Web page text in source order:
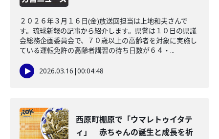
２０２６年３月１６日(金)放送回担当は上地和夫さんで
す。琉球新報の記事から紹介します。県警は１０日の県議
会総務企画委員会で、７０歳以上の高齢者を対象に実施し
ている運転免許の高齢者講習の待ち日数が６４・...
2026.03.16 |00:04:48
西原町棚原で「ウマレトゥイタテ
ィ」 赤ちゃんの誕生と成長を祈